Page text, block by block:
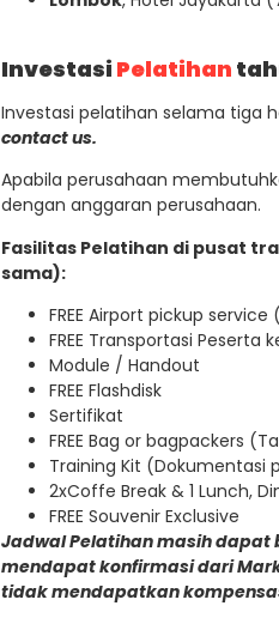
Investasi Pelatihan
Investasi pelatihan selama tiga
contact us.
Apabila perusahaan
dengan anggaran perusahaan.
Fasilitas Pelatihan di pusat
sama):
FREE Airport pickup
FREE Transportasi
Module / Handout
FREE Flashdisk
Sertifikat
FREE Bag or bagpackers
Training Kit (Dokumentasi
2xCoffe Break & 1 Lunch,
FREE Souvenir Exclusive
Jadwal Pelatihan masih
mendapat konfirmasi dari
tidak mendapatkan